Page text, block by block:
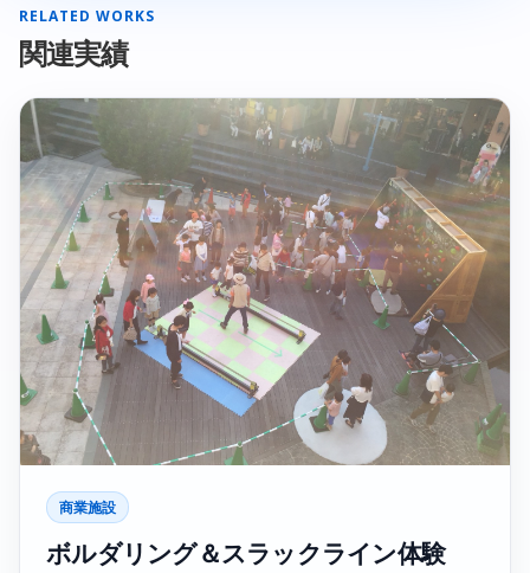
RELATED WORKS
関連実績
商業施設
ボルダリング＆スラックライン体験